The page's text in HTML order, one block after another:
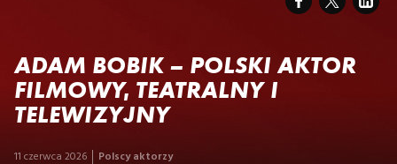
ADAM BOBIK – POLSKI AKTOR
FILMOWY, TEATRALNY I
TELEWIZYJNY
11 czerwca 2026 Polscy aktorzy